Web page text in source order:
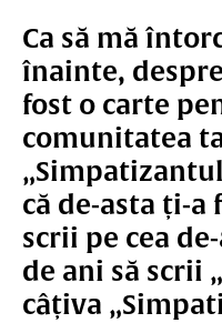
Ca să mă
înainte,
fost o carte
comunitatea
că de-asta ți-a
scrii pe cea
de ani să scrii
câțiva